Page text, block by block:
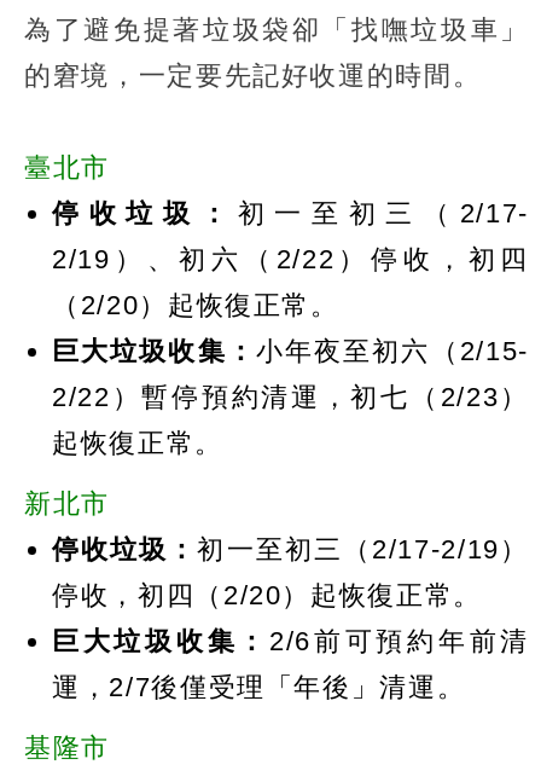
為了避免提著垃圾袋卻「找嘸垃圾車」
的窘境，一定要先記好收運的時間。
臺北市
停收垃圾： 初一至初三（2/17-
2/19）、初六（2/22）停收，初四
（2/20）起恢復正常。
巨大垃圾收集： 小年夜至初六（2/15-
2/22）暫停預約清運，初七（2/23）
起恢復正常。
新北市
停收垃圾：初一至初三（2/17-2/19）
停收，初四（2/20）起恢復正常。
巨大垃圾收集： 2/6前可預約年前清
運，2/7後僅受理「年後」清運。
基隆市